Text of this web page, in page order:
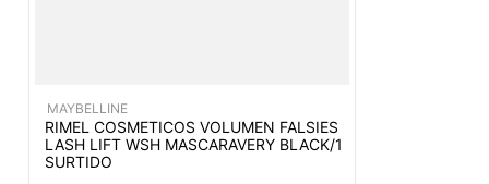
MAYBELLINE
RIMEL COSMETICOS VOLUMEN FALSIES
LASH LIFT WSH MASCARAVERY BLACK/1
SURTIDO